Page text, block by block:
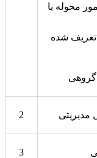
محوله با
تعریف شده
گروهی
2
3